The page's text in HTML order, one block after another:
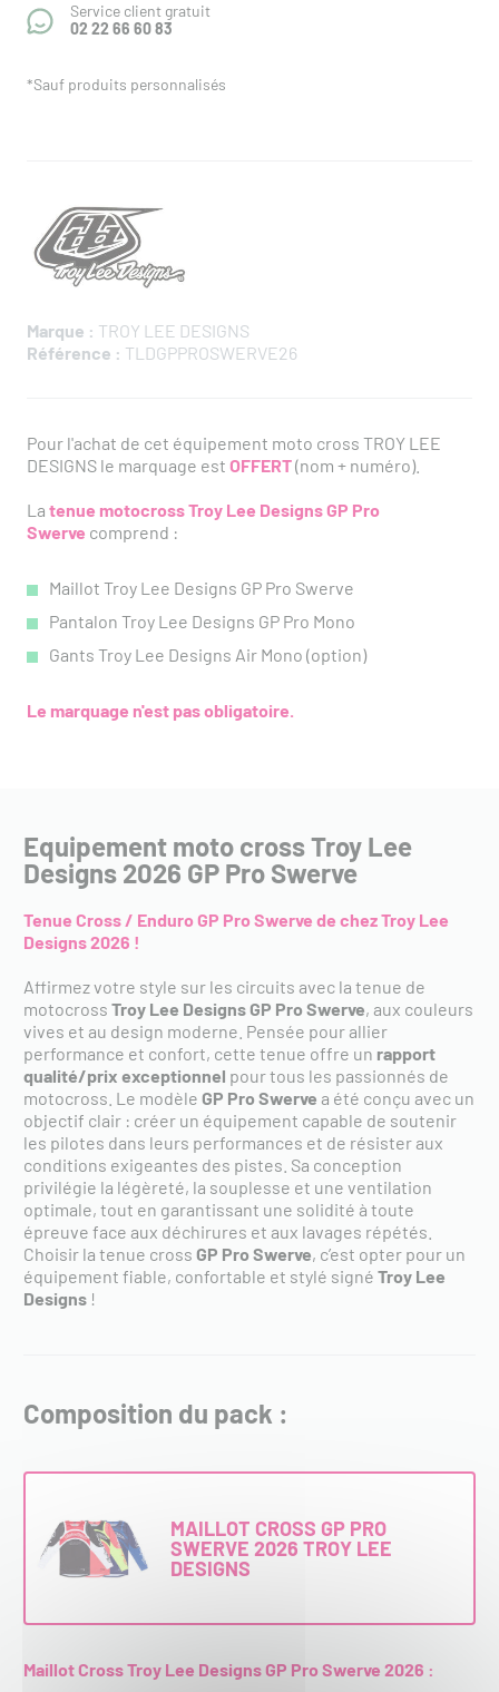
Service client gratuit
02 22 66 60 83
*Sauf produits personnalisés
Marque : TROY LEE DESIGNS
Référence : TLDGPPROSWERVE26
Pour l'achat de cet équipement moto cross TROY LEE
DESIGNS le marquage est OFFERT(nom + numéro).
La tenue motocross Troy Lee Designs GP Pro
Swerve comprend :
Maillot Troy Lee Designs GP Pro Swerve
Pantalon Troy Lee Designs GP Pro Mono
Gants Troy Lee Designs Air Mono (option)
Le marquage n'est pas obligatoire.
Equipement moto cross Troy Lee
Designs 2026 GP Pro Swerve
Tenue Cross / Enduro GP Pro Swerve de chez Troy Lee
Designs 2026 !
Affirmez votre style sur les circuits avec la tenue de
motocrossTroy Lee Designs GP Pro Swerve, aux couleurs
vives et au design moderne. Pensée pour allier
performance et confort, cette tenue offre un rapport
qualité/prix exceptionnel pour tous les passionnés de
motocross. Le modèleGP Pro Swerve a été conçu avec un
objectif clair : créer un équipement capable de soutenir
les pilotes dans leurs performances et de résister aux
conditions exigeantes des pistes. Sa conception
privilégie la légèreté, la souplesse et une ventilation
optimale, tout en garantissant une solidité à toute
épreuve face aux déchirures et aux lavages répétés.
Choisir la tenue crossGP Pro Swerve, c’est opter pour un
équipement fiable, confortable et stylé signéTroy Lee
Designs !
Composition du pack :
MAILLOT CROSS GP PRO
SWERVE 2026 TROY LEE
DESIGNS
Maillot Cross Troy Lee Designs GP Pro Swerve 2026 :